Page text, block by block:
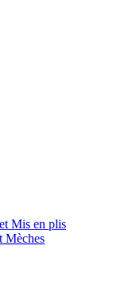
Mis en plis
Mèches